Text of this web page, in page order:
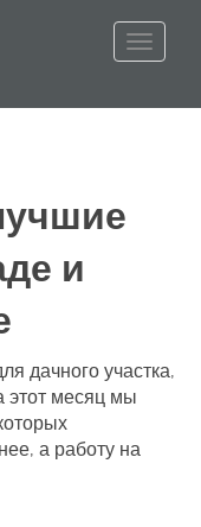
и
дачного участка,
этот месяц мы
а работу на